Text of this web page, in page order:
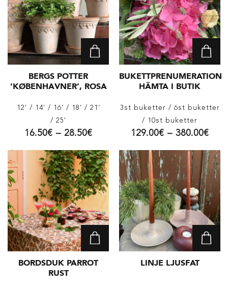
BERGS POTTER
’KØBENHAVNER’, ROSA
12' / 14' / 16' / 18' / 21'
/ 25'
16.50€ – 28.50€
BUKETTPRENUMERATION
HÄMTA I BUTIK
3st buketter / 6st buketter
/ 10st buketter
129.00€ – 380.00€
BORDSDUK PARROT
RUST
LINJE LJUSFAT